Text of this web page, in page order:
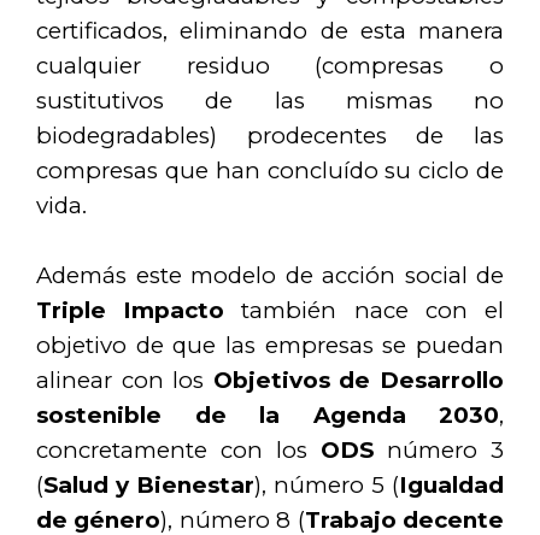
certificados, eliminando de esta manera
cualquier residuo (compresas o
sustitutivos de las mismas no
biodegradables) prodecentes de las
compresas que han concluído su ciclo de
vida.
Además este modelo de acción social de
Triple Impactotambién nace con el
objetivo de que las empresas se puedan
alinear con los Objetivos de Desarrollo
sostenible de la Agenda 2030,
concretamente con los ODS número 3
(Salud y Bienestar), número 5 (Igualdad
de género), número 8 (Trabajo decente